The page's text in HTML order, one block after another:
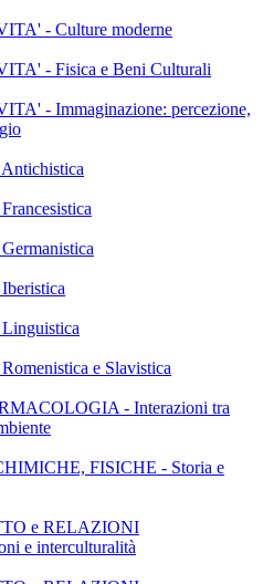
- Culture moderne
- Fisica e Beni Culturali
- Immaginazione: percezione,
e Slavistica
- Interazioni tra
FISICHE - Storia e
e RELAZIONI
e interculturalità